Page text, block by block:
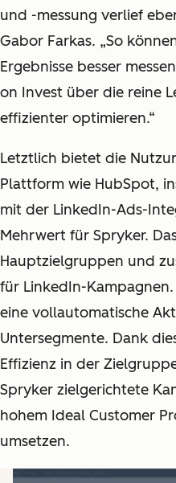
und -messung verlief
Gabor Farkas. „So
Ergebnisse besser
on Invest über die reine
effizienter optimieren.“
Letztlich bietet die
Plattform wie HubSpot,
mit der LinkedIn-Ads-
Mehrwert für Spryker.
Hauptzielgruppen und
für LinkedIn-
eine vollautomatische
Untersegmente. Dank
Effizienz in der
Spryker zielgerichtete
hohem Ideal Customer
umsetzen.